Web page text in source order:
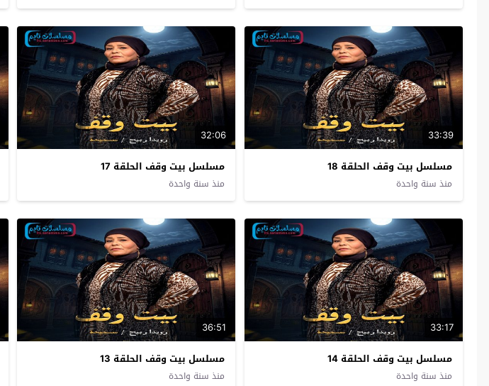
33:39
مسلسل بيت وقف الحلقة 18
منذ سنة واحدة
32:06
مسلسل بيت وقف الحلقة 17
منذ سنة واحدة
33:17
مسلسل بيت وقف الحلقة 14
منذ سنة واحدة
36:51
مسلسل بيت وقف الحلقة 13
منذ سنة واحدة